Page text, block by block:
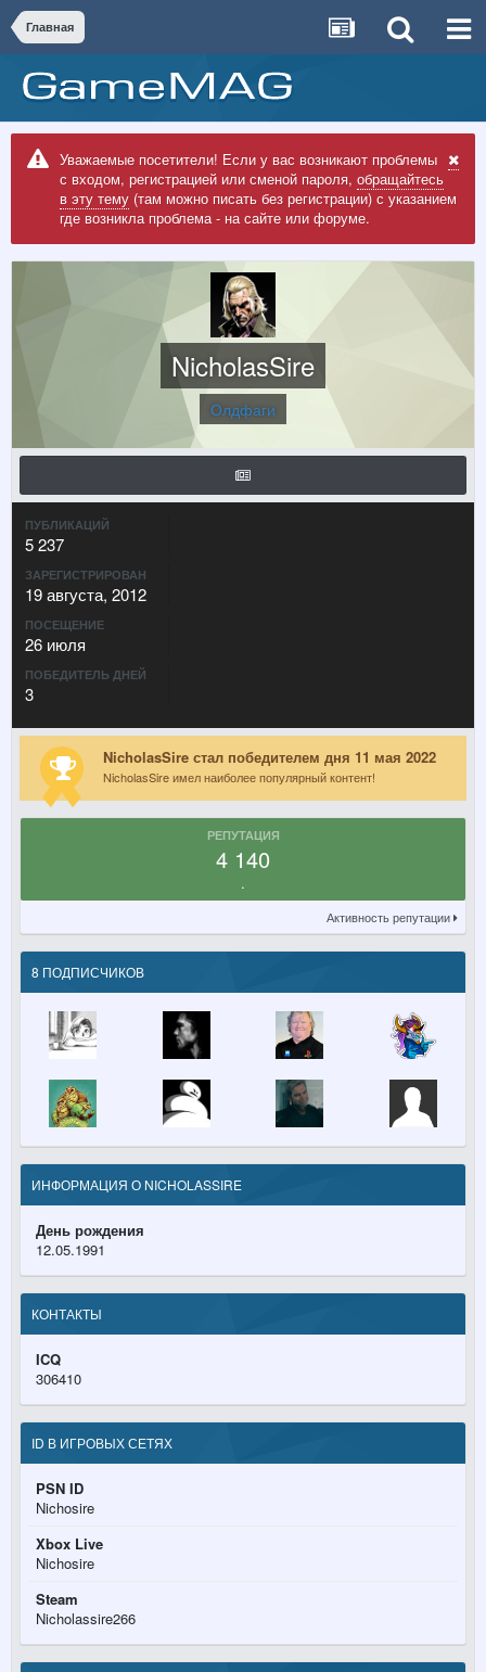
Главная
Уважаемые посетители! Если у вас возникают проблемы
с входом, регистрацией или сменой пароля, обращайтесь
в эту тему (там можно писать без регистрации) с указанием
где возникла проблема - на сайте или форуме.
NicholasSire
Олдфаги
ПУБЛИКАЦИЙ
5 237
ЗАРЕГИСТРИРОВАН
19 августа, 2012
ПОСЕЩЕНИЕ
26 июля
ПОБЕДИТЕЛЬ ДНЕЙ
3
NicholasSire стал победителем дня 11 мая 2022
NicholasSire имел наиболее популярный контент!
РЕПУТАЦИЯ
4 140
.
Активность репутации
8 ПОДПИСЧИКОВ
ИНФОРМАЦИЯ О NICHOLASSIRE
День рождения
12.05.1991
КОНТАКТЫ
ICQ
306410
ID В ИГРОВЫХ СЕТЯХ
PSN ID
Nichosire
Xbox Live
Nichosire
Steam
Nicholassire266